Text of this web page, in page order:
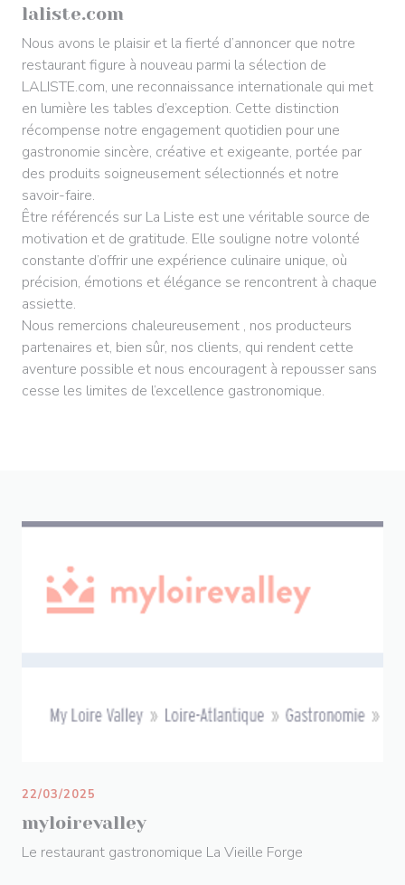
laliste.com
Nous avons le plaisir et la fierté d’annoncer que notre
restaurant figure à nouveau parmi la sélection de
LALISTE.com, une reconnaissance internationale qui met
en lumière les tables d’exception. Cette distinction
récompense notre engagement quotidien pour une
gastronomie sincère, créative et exigeante, portée par
des produits soigneusement sélectionnés et notre
savoir-faire.
Être référencés sur La Liste est une véritable source de
motivation et de gratitude. Elle souligne notre volonté
constante d’offrir une expérience culinaire unique, où
précision, émotions et élégance se rencontrent à chaque
assiette.
Nous remercions chaleureusement , nos producteurs
partenaires et, bien sûr, nos clients, qui rendent cette
aventure possible et nous encouragent à repousser sans
cesse les limites de l’excellence gastronomique.
myloirevalley
22/03/2025
Le restaurant gastronomique La Vieille Forge